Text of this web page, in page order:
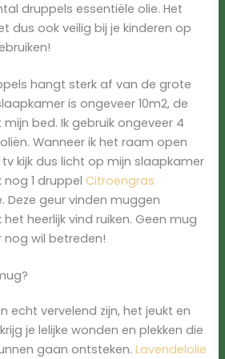
druppels essentiële olie. Het
dus ook veilig bij je kinderen op
hangt sterk af van de grote
is ongeveer 10m2, de
bed. Ik gebruik ongeveer 4
Wanneer ik het raam open
kijk dus licht op mijn slaapkamer
nog 1 druppelCitroengras
Deze geur vinden muggen
heerlijk vind ruiken. Geen mug
wil betreden!
echt vervelend zijn, het jeukt en
je lelijke wonden en plekken die
gaan ontsteken.Lavendelolie